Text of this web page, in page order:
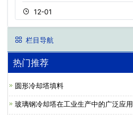
12-01
栏目导航
热门推荐
圆形冷却塔填料
玻璃钢冷却塔在工业生产中的广泛应用